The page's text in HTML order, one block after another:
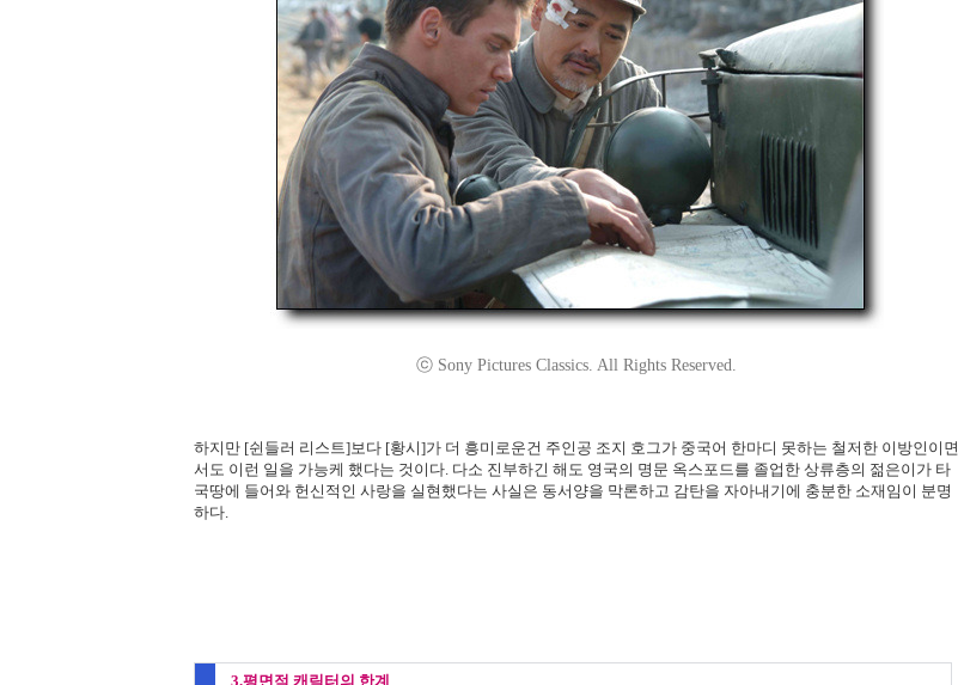
ⓒ Sony Pictures Classics. All Rights Reserved.
하지만 [쉰들러 리스트]보다 [황시]가 더 흥미로운건 주인공 조지 호그가 중국어 한마디 못하는 철저한 이방인이면
서도 이런 일을 가능케 했다는 것이다. 다소 진부하긴 해도 영국의 명문 옥스포드를 졸업한 상류층의 젊은이가 타
국땅에 들어와 헌신적인 사랑을 실현했다는 사실은 동서양을 막론하고 감탄을 자아내기에 충분한 소재임이 분명
하다.
3.평면적 캐릭터의 한계